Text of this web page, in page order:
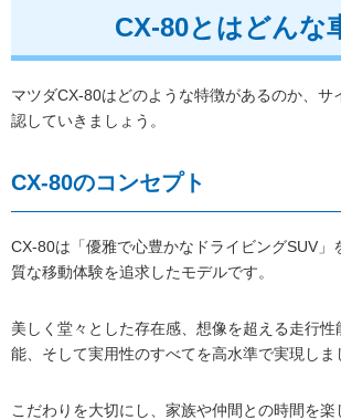
CX-80とはどんな
マツダCX-80はどのような特徴があるのか、サ
認していきましょう。
CX-80のコンセプト
CX-80は「優雅で心豊かなドライビングSUV」
質な移動体験を追求したモデルです。
美しく堂々とした存在感、想像を超える走行性
能、そして実用性のすべてを高水準で実現しま
こだわりを大切にし、家族や仲間との時間を